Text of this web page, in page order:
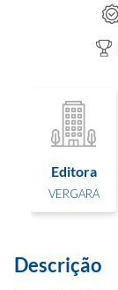
Editora
VERGARA
Descrição